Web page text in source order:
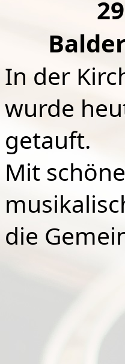
In der
wurde
getauft.
Mit
die